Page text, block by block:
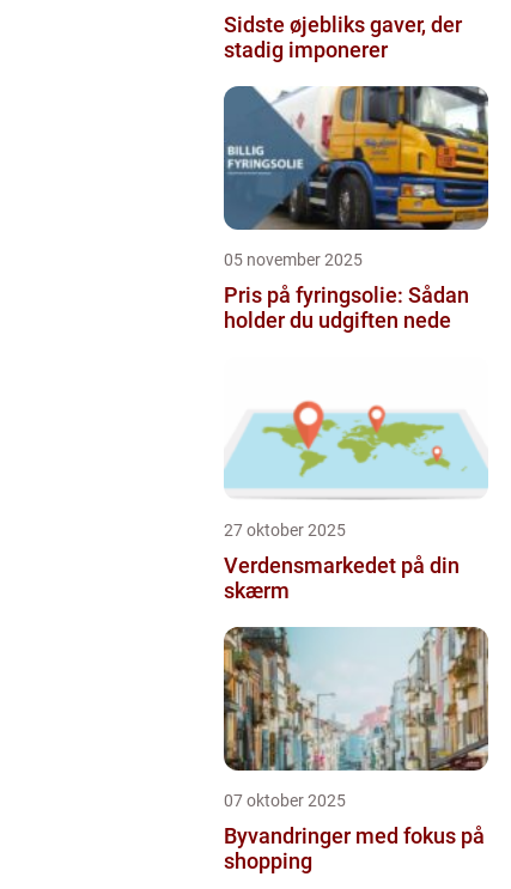
Sidste øjebliks gaver, der
stadig imponerer
05 november 2025
Pris på fyringsolie: Sådan
holder du udgiften nede
27 oktober 2025
Verdensmarkedet på din
skærm
07 oktober 2025
Byvandringer med fokus på
shopping